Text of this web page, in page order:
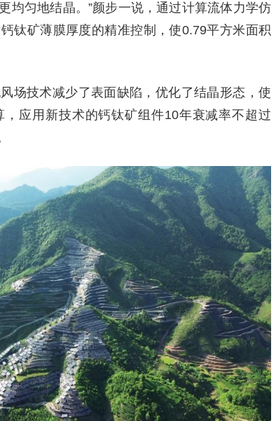
均匀地结晶。”颜步一说，通过计算流体力学仿
钛矿薄膜厚度的精准控制，使0.79平方米面积
场技术减少了表面缺陷，优化了结晶形态，使
应用新技术的钙钛矿组件10年衰减率不超过